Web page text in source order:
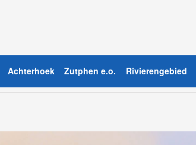
Achterhoek Zutphen e.o. Rivierengebied